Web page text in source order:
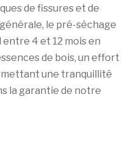
de fissures et de
le pré-séchage
4 et 12 mois en
de bois, un effort
une tranquillité
la garantie de notre